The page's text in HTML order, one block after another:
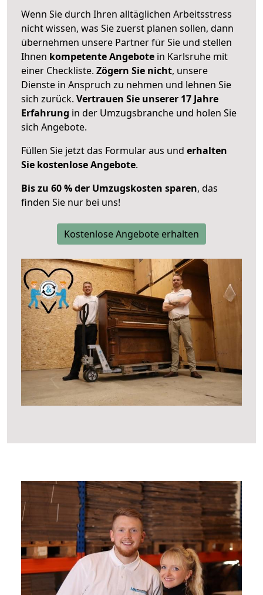
Wenn Sie durch Ihren alltäglichen Arbeitsstress
nicht wissen, was Sie zuerst planen sollen, dann
übernehmen unsere Partner für Sie und stellen
Ihnen kompetente Angebote in Karlsruhe mit
einer Checkliste. Zögern Sie nicht, unsere
Dienste in Anspruch zu nehmen und lehnen Sie
sich zurück. Vertrauen Sie unserer 17 Jahre
Erfahrung in der Umzugsbranche und holen Sie
sich Angebote.
Füllen Sie jetzt das Formular aus und erhalten
Sie kostenlose Angebote.
Bis zu 60 % der Umzugskosten sparen, das
finden Sie nur bei uns!
Kostenlose Angebote erhalten